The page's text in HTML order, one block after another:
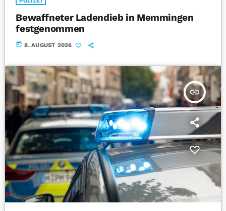
Bewaffneter Ladendieb in Memmingen
festgenommen
today 8. AUGUST 2026
insert_link